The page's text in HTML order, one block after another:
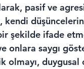
pasif ve
şekilde ifade
ve onlara saygı
duygusal